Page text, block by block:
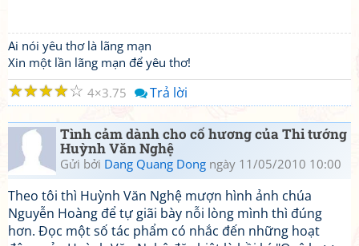
Ai nói yêu thơ là lãng mạn
Xin một lần lãng mạn để yêu thơ!
☆
☆
☆
☆
☆ 4 3.75 Trả lời
Tình cảm dành cho cố hương của Thi tướng
Huỳnh Văn Nghệ
Gửi bởi Dang Quang Dong ngày 11/05/2010 10:00
Theo tôi thì Huỳnh Văn Nghệ mượn hình ảnh chúa
Nguyễn Hoàng để tự giãi bày nỗi lòng mình thì đúng
hơn. Đọc một số tác phẩm có nhắc đến những hoạt